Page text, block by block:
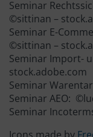
Seminar
©sittinan –
Seminar E-
©sittinan –
Seminar Import-
stock.adobe.com
Seminar
Seminar AEO:
Seminar